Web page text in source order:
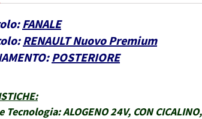
FANALE
RENAULT Nuovo Premium
POSTERIORE
:
Tecnologia:ALOGENO 24V, CON